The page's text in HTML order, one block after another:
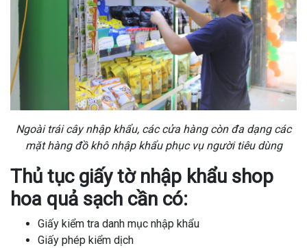
Ngoài trái cây nhập khẩu, các cửa hàng còn đa dạng các
mặt hàng đồ khô nhập khẩu phục vụ người tiêu dùng
Thủ tục giấy tờ nhập khẩu shop
hoa quả sạch cần có:
Giấy kiểm tra danh mục nhập khẩu
Giấy phép kiểm dịch